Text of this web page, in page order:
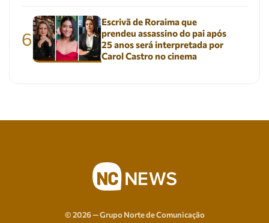
6
Escrivã de Roraima que
prendeu assassino do pai após
25 anos será interpretada por
Carol Castro no cinema
© 2026 — Grupo Norte de Comunicação